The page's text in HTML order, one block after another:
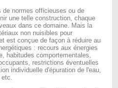
de normes officieuses ou de
une telle construction, chaque
dans ce domaine. Mais la
non nuisibles pour
est conçue de façon à réduire au
: recours aux énergies
habitudes comportementales,
restrictions éventuelles
individuelle d'épuration de l'eau,
etc.